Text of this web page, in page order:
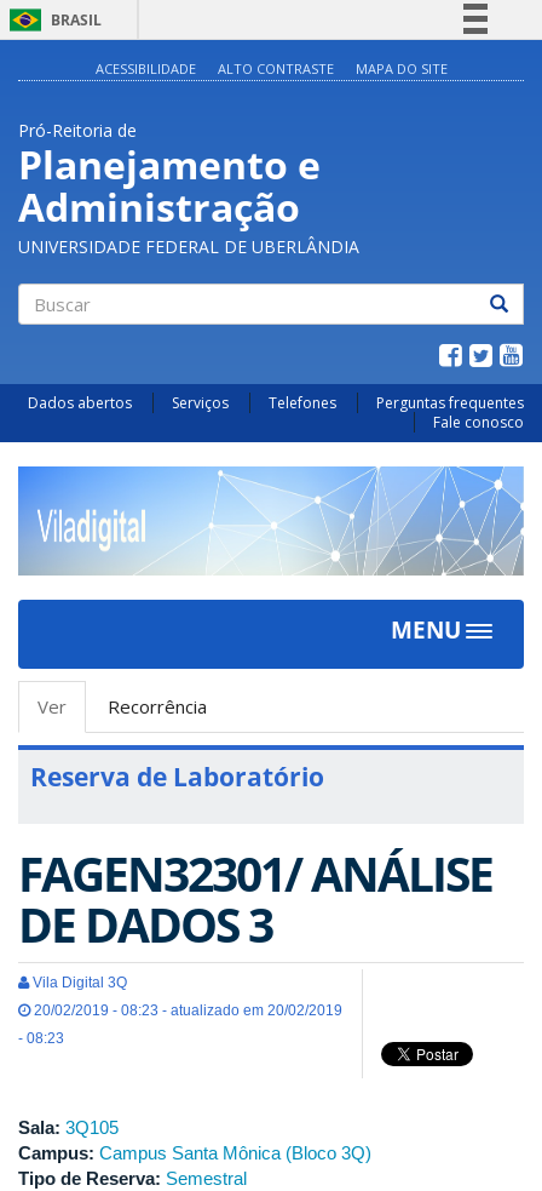
BRASIL
Acesso à informação
ACESSIBILIDADE ALTO CONTRASTE MAPA DO SITE
Pró-Reitoria de
Planejamento e
Administração
UNIVERSIDADE FEDERAL DE UBERLÂNDIA
Dados abertos Serviços Telefones
Perguntas frequentes
Fale conosco
MENU
Toggle
Abas
primárias
Ver
ativa)
Recorrência
Reserva de Laboratório
FAGEN32301/ ANÁLISE
DE DADOS 3
Vila Digital 3Q
20/02/2019 - 08:23 - atualizado em 20/02/2019
- 08:23
Sala: 3Q105
Campus: Campus Santa Mônica (Bloco 3Q)
Tipo de Reserva: Semestral